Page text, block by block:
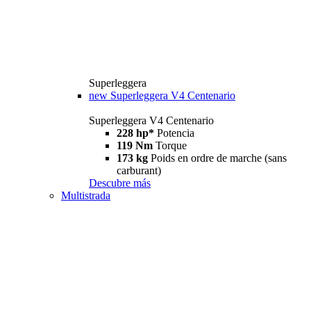
Superleggera
new Superleggera V4 Centenario
Superleggera V4 Centenario
228 hp* Potencia
119 Nm Torque
173 kg Poids en ordre de marche (sans
carburant)
Descubre más
Multistrada